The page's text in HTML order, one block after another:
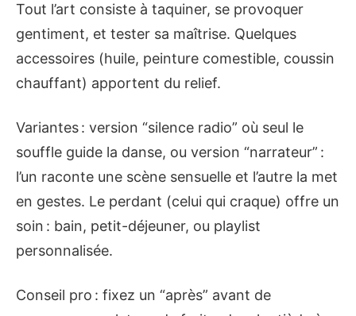
Tout l’art consiste à taquiner, se provoquer
gentiment, et tester sa maîtrise. Quelques
accessoires (huile, peinture comestible, coussin
chauffant) apportent du relief.
Variantes : version “silence radio” où seul le
souffle guide la danse, ou version “narrateur” :
l’un raconte une scène sensuelle et l’autre la met
en gestes. Le perdant (celui qui craque) offre un
soin : bain, petit-déjeuner, ou playlist
personnalisée.
Conseil pro : fixez un “après” avant de